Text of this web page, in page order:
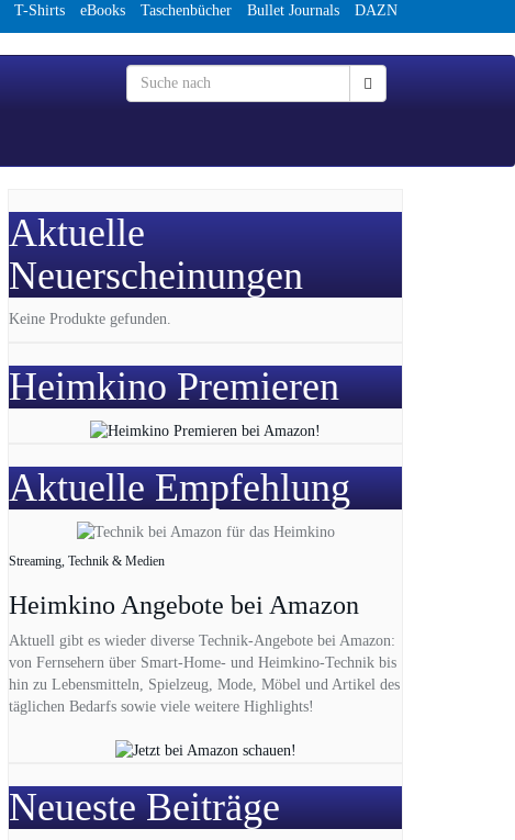
T-Shirts eBooks Taschenbücher Bullet Journals DAZN
Aktuelle
Neuerscheinungen
Keine Produkte gefunden.
Heimkino Premieren
Aktuelle Empfehlung
Streaming, Technik & Medien
Heimkino Angebote bei Amazon
Aktuell gibt es wieder diverse Technik-Angebote bei Amazon:
von Fernsehern über Smart-Home- und Heimkino-Technik bis
hin zu Lebensmitteln, Spielzeug, Mode, Möbel und Artikel des
täglichen Bedarfs sowie viele weitere Highlights!
Neueste Beiträge